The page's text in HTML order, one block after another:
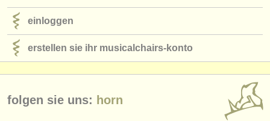
einloggen
erstellen sie ihr musicalchairs-konto
folgen sie uns: horn